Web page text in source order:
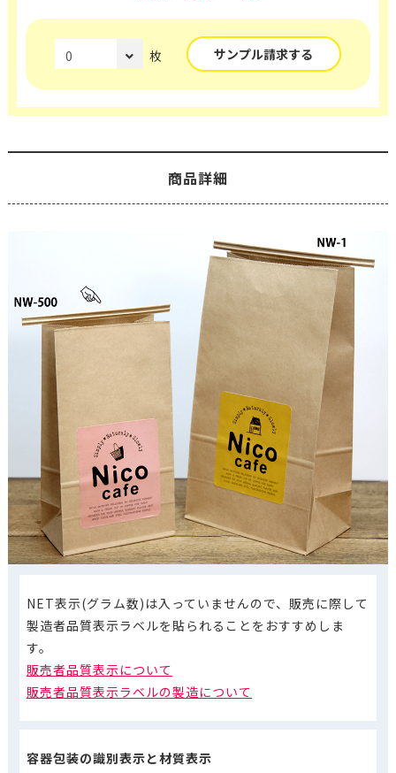
枚 サンプル請求する
商品詳細
NET表示(グラム数)は入っていませんので、販売に際して
製造者品質表示ラベルを貼られることをおすすめしま
す。
販売者品質表示について
販売者品質表示ラベルの製造について
容器包装の識別表示と材質表示